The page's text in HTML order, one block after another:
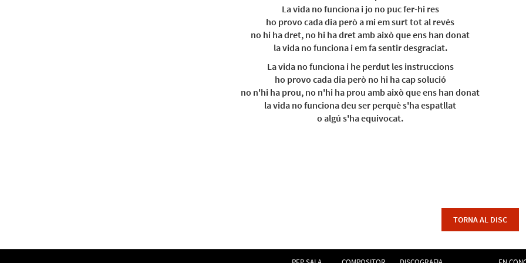
La vida no funciona i jo no puc fer-hi res
ho provo cada dia però a mi em surt tot al revés
no hi ha dret, no hi ha dret amb això que ens han donat
la vida no funciona i em fa sentir desgraciat.
La vida no funciona i he perdut les instruccions
ho provo cada dia però no hi ha cap solució
no n'hi ha prou, no n'hi ha prou amb això que ens han donat
la vida no funciona deu ser perquè s'ha espatllat
o algú s'ha equivocat.
TORNA AL DISC